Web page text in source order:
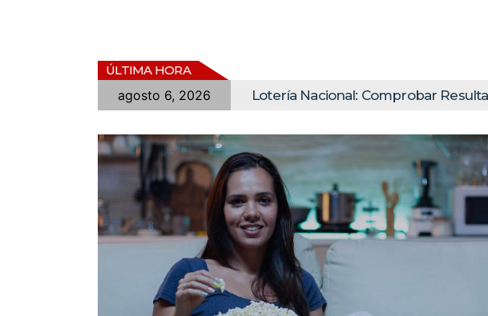
ÚLTIMA HORA
agosto 6, 2026
Lotería Nacional: Comprobar Resultados Del Jueves 02